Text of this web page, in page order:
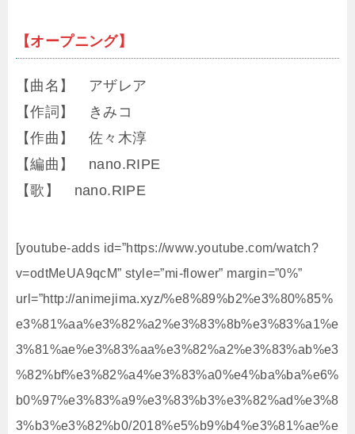
【オープニング】
【曲名】 アザレア
【作詞】 きみコ
【作曲】 佐々木淳
【編曲】 nano.RIPE
【歌】 nano.RIPE
[youtube-adds id=”https://www.youtube.com/watch?
v=odtMeUA9qcM” style=”mi-flower” margin=”0%”
url=”http://animejima.xyz/%e8%89%b2%e3%80%85%
e3%81%aa%e3%82%a2%e3%83%8b%e3%83%a1%e
3%81%ae%e3%83%aa%e3%82%a2%e3%83%ab%e3
%82%bf%e3%82%a4%e3%83%a0%e4%ba%ba%e6%
b0%97%e3%83%a9%e3%83%b3%e3%82%ad%e3%8
3%b3%e3%82%b0/2018%e5%b9%b4%e3%81%ae%e